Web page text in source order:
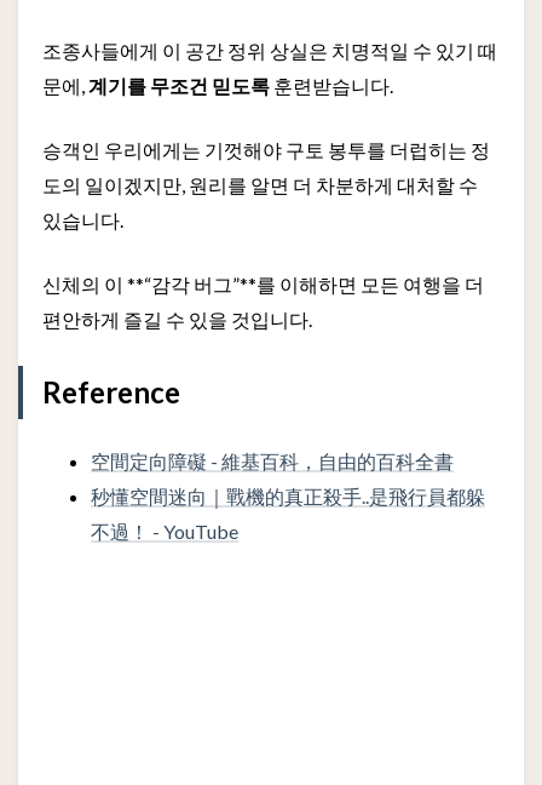
조종사들에게 이 공간 정위 상실은 치명적일 수 있기 때
문에,계기를 무조건 믿도록 훈련받습니다.
승객인 우리에게는 기껏해야 구토 봉투를 더럽히는 정
도의 일이겠지만, 원리를 알면 더 차분하게 대처할 수
있습니다.
신체의 이 **“감각 버그”**를 이해하면 모든 여행을 더
편안하게 즐길 수 있을 것입니다.
Reference
空間定向障礙 - 維基百科，自由的百科全書
秒懂空間迷向｜戰機的真正殺手..是飛行員都躲
不過！ - YouTube